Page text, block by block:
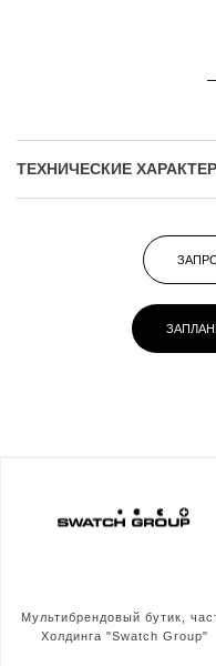
ТЕХНИЧЕСКИЕ
Мультибрендовый бутик,
Холдинга "Swatch Group"